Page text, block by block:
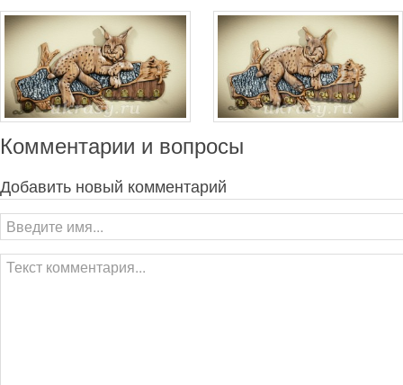
Комментарии и вопросы
Добавить новый комментарий